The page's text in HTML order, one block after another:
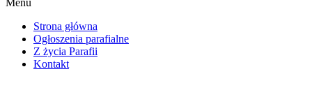
Menu
Strona główna
Ogłoszenia parafialne
Z życia Parafii
Kontakt